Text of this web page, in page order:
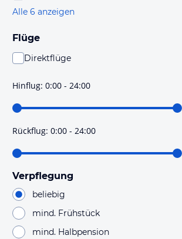
Alle 6 anzeigen
Flüge
Direktflüge
hoher Wahrscheinlichkeit Direktflüge sind. Bitte
prüfe vor der Buchung noch einmal die Flugdetails.
Hinflug: 0:00 - 24:00
Rückflug: 0:00 - 24:00
Verpflegung
beliebig
mind. Frühstück
mind. Halbpension